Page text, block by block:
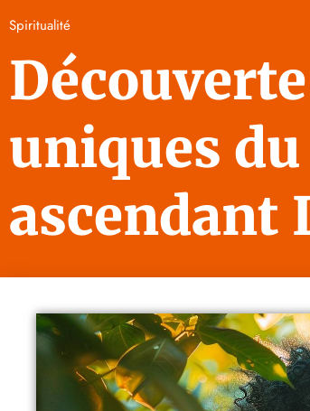
Spiritualité
uniques
ascendant